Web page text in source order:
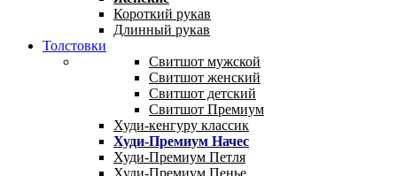
Короткий рукав
Длинный рукав
Толстовки
Свитшот мужской
Свитшот женский
Свитшот детский
Свитшот Премиум
Худи-кенгуру классик
Худи-Премиум Начес
Худи-Премиум Петля
Худи-Премиум Пенье